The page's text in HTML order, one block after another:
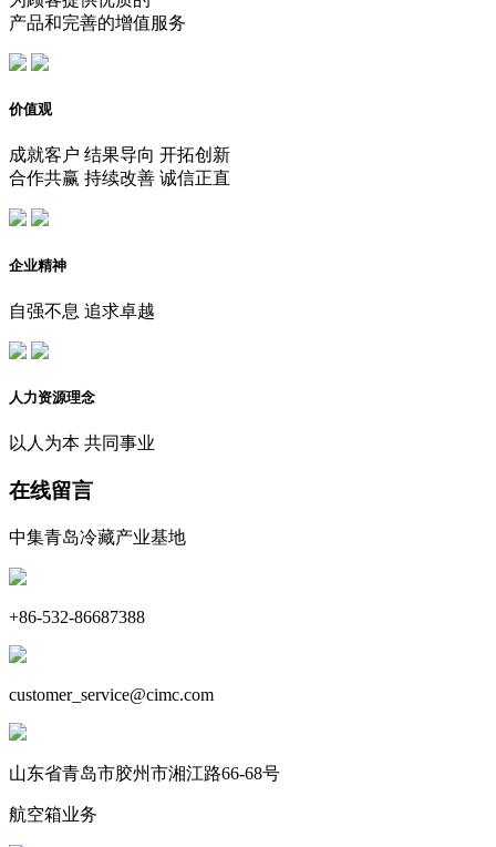
产品和完善的增值服务
价值观
成就客户 结果导向 开拓创新
合作共赢 持续改善 诚信正直
企业精神
自强不息 追求卓越
人力资源理念
以人为本 共同事业
在线留言
中集青岛冷藏产业基地
+86-532-86687388
customer_service@cimc.com
山东省青岛市胶州市湘江路66-68号
航空箱业务